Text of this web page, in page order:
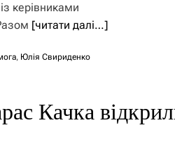
керівниками
[читати далі…]
, Юлія Свириденко
Качка